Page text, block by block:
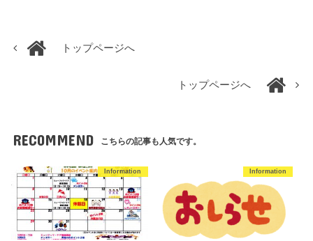
トップページへ
トップページへ
RECOMMEND こちらの記事も人気です。
Information Information